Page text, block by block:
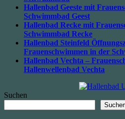
Hallenbad Geeste mit
Schwimmbad Geest
Hallenbad Recke mit
Schwimmbad Recke
Hallenbad Steinfeld
Frauenschwimmen in der
Hallenbad Vechta –
Hallenwellenbad Vechta
Suchen